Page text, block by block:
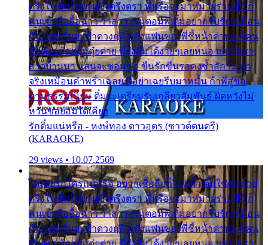
ตรึงใจ ติ๋มใช่งามซึ้งตรึงตรา พี่หรือจะมาหมายร่วมชีวี ก็
คนเขาลืออื้อฉาว ว่าสาวๆรุมตอมพี่ ติ๋มอยากรับรักเหมือน
กัน แต่หวั่นจะช้ำดวงฤดี กลัวแฟนของพี่ชี้หน้าด่าทอ ก็คน
ชื่อต๋อยต้อยตุ้มตุ๋ยต่าย พี่ยังลืมได้ง่ายๆเลยหนอ แค่ตัวเรา
สาวบ้านนา แสนจะซอมซ่อ ขืนรักขืนรอคงช้ำสักวัน ถ้า
จริงเหมือนคำพร่ำเฉลย พี่อย่าเฉยรีบมาหมั้น ถ้าพี่สู่ขอ
ตามธรรมเนียม ติ๋มจะเตรียมรับเกลียวสัมพันธ์ ผิดหวังไม่
หวั่นขอยอมได้เคียง
รักติ๋มแน่หรือ - หงษ์ทอง ดาวอุดร (ซาวด์ดนตรี)
(KARAOKE)
29 views • 10.07.2569
ไม่เคยรักใครแน่หรือ อยากเชื่อถือก็ไม่กล้า ติ๋มใช่คนสวย
ตรึงใจ ติ๋มใช่งามซึ้งตรึงตรา พี่หรือจะมาหมายร่วมชีวี ก็
คนเขาลืออื้อฉาว ว่าสาวๆรุมตอมพี่ ติ๋มอยากรับรักเหมือน
กัน แต่หวั่นจะช้ำดวงฤดี กลัวแฟนของพี่ชี้หน้าด่าทอ ก็คน